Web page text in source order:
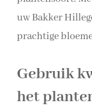
uw Bakker
prachtige
Gebruik
het